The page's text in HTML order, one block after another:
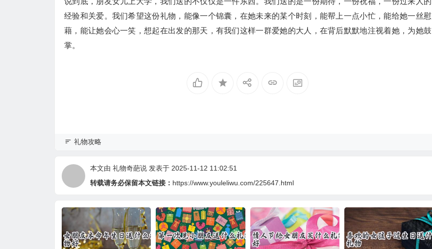
经验和关爱。我们希望这份礼物，能像一个锦囊，在她未来的某个时刻，能帮上一点小忙，能给她一丝慰
藉，能让她会心一笑，想起在出发的那天，有我们这样一群爱她的大人，在背后默默地注视着她，为她鼓
掌。
礼物攻略
本文由 礼物奇葩说 发表于 2025-11-12 11:02:51
转载请务必保留本文链接： https://www.youleliwu.com/225647.html